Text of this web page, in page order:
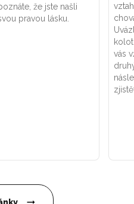
že jste našli
pravou lásku.
vás